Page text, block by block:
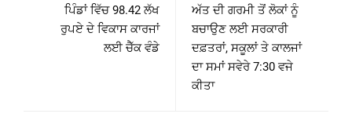
ਪਿੰਡਾਂ ਵਿੱਚ 98.42 ਲੱਖ
ਰੁਪਏ ਦੇ ਵਿਕਾਸ ਕਾਰਜਾਂ
ਲਈ ਚੈੱਕ ਵੰਡੇ
ਅੱਤ ਦੀ ਗਰਮੀ ਤੋਂ ਲੋਕਾਂ ਨੂੰ
ਬਚਾਉਣ ਲਈ ਸਰਕਾਰੀ
ਦਫ਼ਤਰਾਂ, ਸਕੂਲਾਂ ਤੇ ਕਾਲਜਾਂ
ਦਾ ਸਮਾਂ ਸਵੇਰੇ 7:30 ਵਜੇ
ਕੀਤਾ